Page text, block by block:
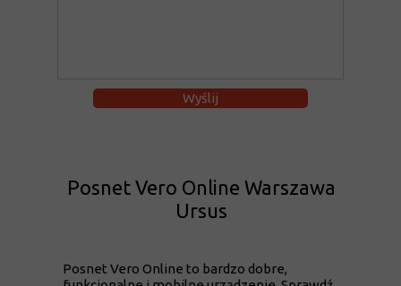
Posnet Vero Online to bardzo dobre,
Posnet Vero Online Warszawa
Ursus
Wyślij